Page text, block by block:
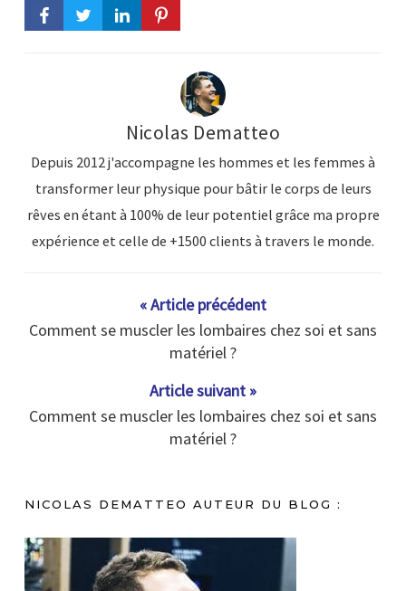
Nicolas Dematteo
Depuis 2012 j'accompagne les hommes et les femmes à
transformer leur physique pour bâtir le corps de leurs
rêves en étant à 100% de leur potentiel grâce ma propre
expérience et celle de +1500 clients à travers le monde.
« Article précédent
Comment se muscler les lombaires chez soi et sans
matériel ?
Article suivant »
Comment se muscler les lombaires chez soi et sans
matériel ?
NICOLAS DEMATTEO AUTEUR DU BLOG :